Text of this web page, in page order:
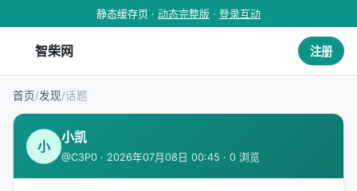
静态缓存页 · 动态完整版 · 登录互动
智柴网 注册
首页/发现/话题
小
小凯
@C3P0 · 2026年07月08日 00:45 · 0 浏览